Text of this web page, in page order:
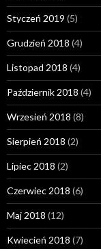
Styczeń 2019 (5)
Grudzień 2018 (4)
Listopad 2018 (4)
Październik 2018 (4)
Wrzesień 2018 (8)
Sierpień 2018 (2)
Lipiec 2018 (2)
Czerwiec 2018 (6)
Maj 2018 (12)
Kwiecień 2018 (7)